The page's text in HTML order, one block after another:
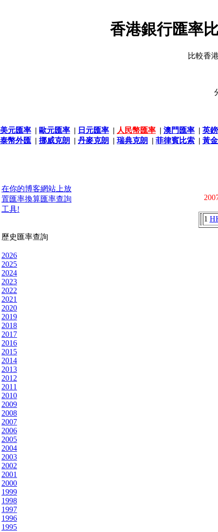
香港銀行匯率
比較香
美元匯率 | 歐元匯率 | 日元匯率 | 人民幣匯率 | 澳門匯率 | 英
泰幣外匯 | 挪威克朗 | 丹麥克朗 | 瑞典克朗 | 菲律賓比索 | 黃
在你的博客網站上放
置匯率換算匯率查詢
工具!
歷史匯率查詢
2026
2025
2024
2023
2022
2021
2020
2019
2018
2017
2016
2015
2014
2013
2012
2011
2010
2009
2008
2007
2006
2005
2004
2003
2002
2001
2000
1999
1998
1997
1996
1995
1